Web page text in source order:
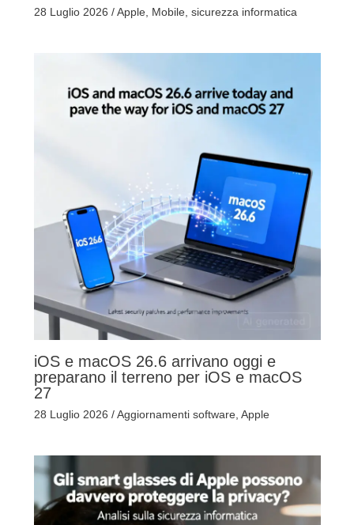
28 Luglio 2026 /Apple, Mobile, sicurezza informatica
iOS e macOS 26.6 arrivano oggi e
preparano il terreno per iOS e macOS
27
28 Luglio 2026 /Aggiornamenti software, Apple